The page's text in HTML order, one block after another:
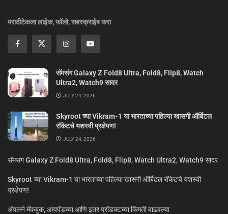
मराठीटेकला लाईक, फॉलो, सबस्क्राईब करा
सॅमसंग Galaxy Z Fold8 Ultra, Fold8, Flip8, Watch
Ultra2, Watch9 सादर
JULY 24, 2026
Skyroot च्या Vikram-1 या भारताच्या पहिल्या खासगी ऑर्बिटल
रॉकेटचे यशस्वी प्रक्षेपण!
JULY 24, 2026
सॅमसंग Galaxy Z Fold8 Ultra, Fold8, Flip8, Watch Ultra2, Watch9 सादर
Skyroot च्या Vikram-1 या भारताच्या पहिल्या खासगी ऑर्बिटल रॉकेटचे यशस्वी
प्रक्षेपण!
ॲपलने मॅकबुक, आयपॅडच्या आणि इतर प्रॉडक्टच्या किंमती वाढवल्या